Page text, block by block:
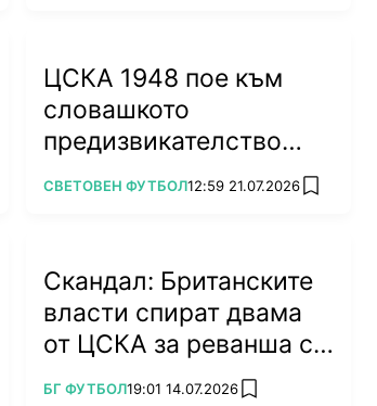
ЦСКА 1948 пое към
словашкото
предизвикателство
(ВИДЕО)
ПОВЕЧЕ ОТ
СВЕТОВЕН ФУТБОЛ12:59 21.07.2026 add
Скандал: Британските
власти спират двама
от ЦСКА за реванша с
Дери
ПОВЕЧЕ ОТ
БГ ФУТБОЛ19:01 14.07.2026 add favorites